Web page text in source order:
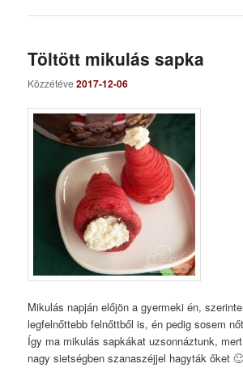
Töltött mikulás sapka
Közzétéve2017-12-06
Mikulás napján előjön a gyermeki én,
legfelnőttebb felnőttből is, én pedig sosem
Így ma mikulás sapkákat uzsonnáztunk,
nagy sietségben szanaszéjjel hagyták őket 🙂